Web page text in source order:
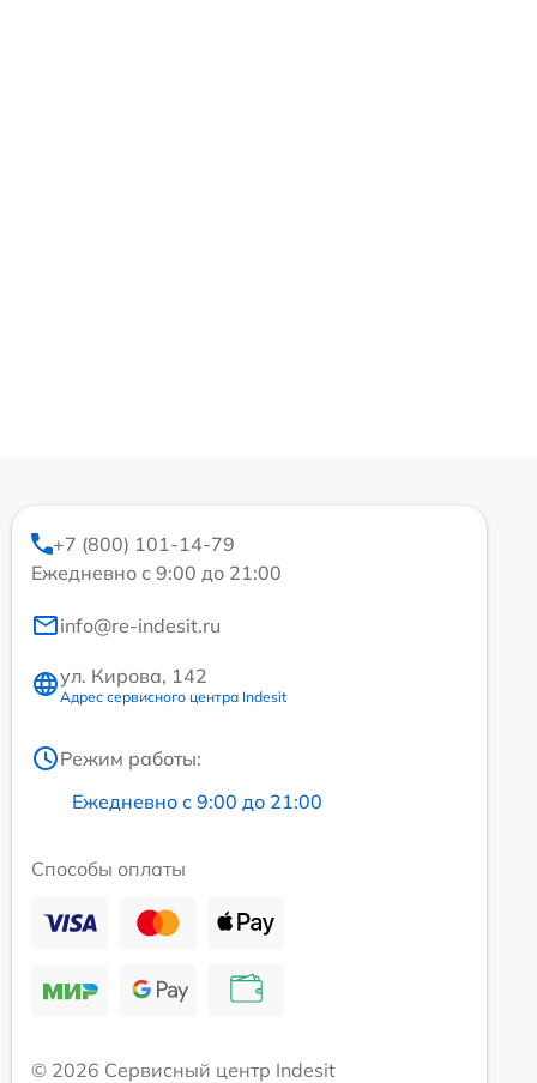
+7 (800) 101-14-79
Ежедневно с 9:00 до 21:00
info@re-indesit.ru
ул. Кирова, 142
Адрес сервисного центра Indesit
Режим работы:
Ежедневно с 9:00 до 21:00
Способы оплаты
© 2026 Сервисный центр Indesit